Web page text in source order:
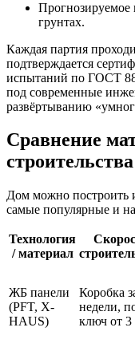
Прогнозируемое
грунтах.
Каждая партия
подтверждается
испытаний по ГОСТ
под современные
развёртыванию
Сравнение
Дом можно построить
самые популярные и
Технология
/ материал
ЖБ панели
(PFT, X-
HAUS)
Коробка
недели,
ключ от 3